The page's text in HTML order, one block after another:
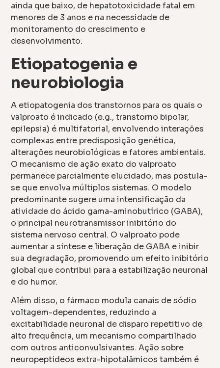
ainda que baixo, de hepatotoxicidade fatal em
menores de 3 anos e na necessidade de
monitoramento do crescimento e
desenvolvimento.
Etiopatogenia e
neurobiologia
A etiopatogenia dos transtornos para os quais o
valproato é indicado (e.g., transtorno bipolar,
epilepsia) é multifatorial, envolvendo interações
complexas entre predisposição genética,
alterações neurobiológicas e fatores ambientais.
O mecanismo de ação exato do valproato
permanece parcialmente elucidado, mas postula-
se que envolva múltiplos sistemas. O modelo
predominante sugere uma intensificação da
atividade do ácido gama-aminobutírico (GABA),
o principal neurotransmissor inibitório do
sistema nervoso central. O valproato pode
aumentar a síntese e liberação de GABA e inibir
sua degradação, promovendo um efeito inibitório
global que contribui para a estabilização neuronal
e do humor.
Além disso, o fármaco modula canais de sódio
voltagem-dependentes, reduzindo a
excitabilidade neuronal de disparo repetitivo de
alto frequência, um mecanismo compartilhado
com outros anticonvulsivantes. Ação sobre
neuropeptídeos extra-hipotalâmicos também é